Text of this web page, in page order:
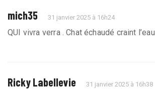
mich35 31 janvier 2025 à 16h24
QUI vivra verra . Chat échaudé craint l’eau
Ricky Labellevie 31 janvier 2025 à 16h38